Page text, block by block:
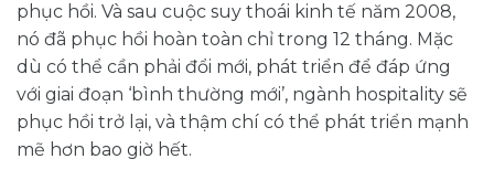
phục hồi. Và sau cuộc suy thoái kinh tế năm 2008,
nó đã phục hồi hoàn toàn chỉ trong 12 tháng. Mặc
dù có thể cần phải đổi mới, phát triển để đáp ứng
với giai đoạn ‘bình thường mới’, ngành hospitality sẽ
phục hồi trở lại, và thậm chí có thể phát triển mạnh
mẽ hơn bao giờ hết.